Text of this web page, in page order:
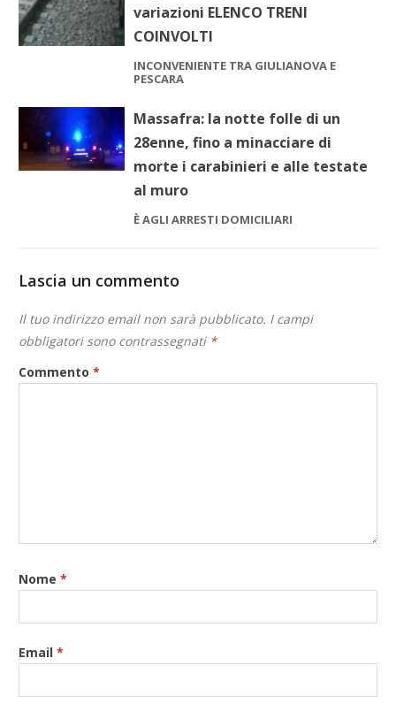
variazioni ELENCO TRENI
COINVOLTI
INCONVENIENTE TRA GIULIANOVA E
PESCARA
Massafra: la notte folle di un
28enne, fino a minacciare di
morte i carabinieri e alle testate
al muro
È AGLI ARRESTI DOMICILIARI
Lascia un commento
Il tuo indirizzo email non sarà pubblicato. I campi
obbligatori sono contrassegnati *
Commento*
Nome*
Email*